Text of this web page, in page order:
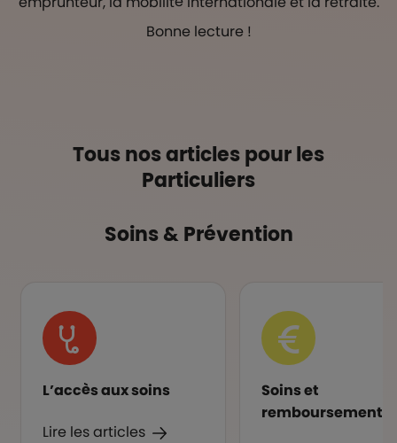
Bonne lecture !
Tous nos articles pour les
Particuliers
Soins & Prévention
L’accès aux soins
Lire les articles
Soins et
remboursements